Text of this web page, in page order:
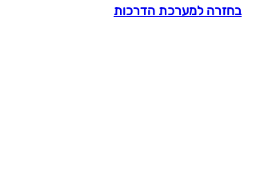
בחזרה למערכת הדרכות